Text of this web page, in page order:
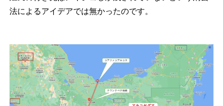
法によるアイデアでは無かったのです。